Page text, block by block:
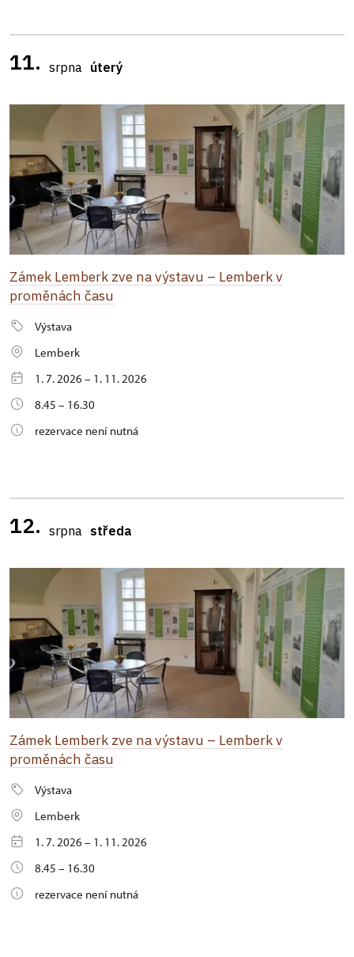
11. srpna úterý
Zámek Lemberk zve na výstavu – Lemberk v
proměnách času
Výstava
Lemberk
1. 7. 2026 – 1. 11. 2026
8.45 – 16.30
rezervace není nutná
12. srpna středa
Zámek Lemberk zve na výstavu – Lemberk v
proměnách času
Výstava
Lemberk
1. 7. 2026 – 1. 11. 2026
8.45 – 16.30
rezervace není nutná